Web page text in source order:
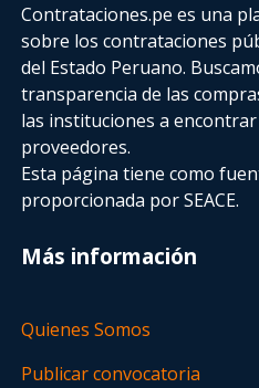
Contrataciones.pe es una
sobre los contrataciones
del Estado Peruano.
transparencia de las
las instituciones a
proveedores.
Esta página tiene como
proporcionada por SEACE.
Más información
Quienes Somos
Publicar convocatoria